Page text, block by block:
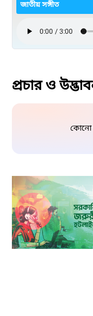
জাতীয় সঙ্গীত
প্রচার ও
কোনো